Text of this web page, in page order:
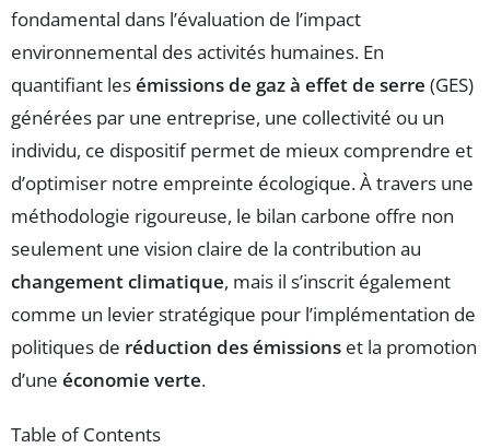
fondamental dans l’évaluation de l’impact
environnemental des activités humaines. En
quantifiant lesémissions de gaz à effet de serre (GES)
générées par une entreprise, une collectivité ou un
individu, ce dispositif permet de mieux comprendre et
d’optimiser notre empreinte écologique. À travers une
méthodologie rigoureuse, le bilan carbone offre non
seulement une vision claire de la contribution au
changement climatique, mais il s’inscrit également
comme un levier stratégique pour l’implémentation de
politiques de réduction des émissions et la promotion
d’une économie verte.
Table of Contents